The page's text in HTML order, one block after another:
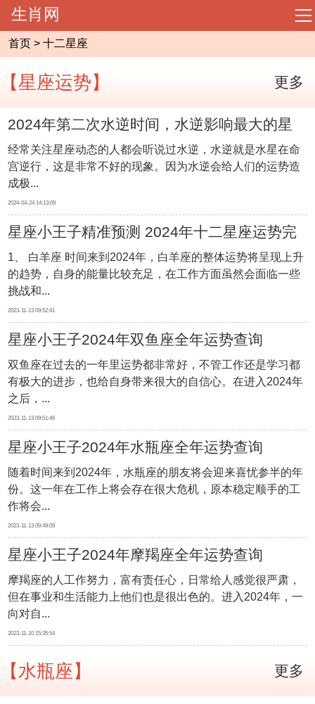
导
生肖网
风水知识
十二星座
节日民俗
首页 > 十二星座
【星座运势】 更多
2024年第二次水逆时间，水逆影响最大的星
座是谁
经常关注星座动态的人都会听说过水逆，水逆就是水星在命
宫逆行，这是非常不好的现象。因为水逆会给人们的运势造
成极...
2024-04-24 14:13:09
星座小王子精准预测 2024年十二星座运势完
整版
1、 白羊座 时间来到2024年，白羊座的整体运势将呈现上升
的趋势，自身的能量比较充足，在工作方面虽然会面临一些
挑战和...
2023-11-13 09:52:41
星座小王子2024年双鱼座全年运势查询
双鱼座在过去的一年里运势都非常好，不管工作还是学习都
有极大的进步，也给自身带来很大的自信心。在进入2024年
之后，...
2023-11-13 09:51:46
星座小王子2024年水瓶座全年运势查询
随着时间来到2024年，水瓶座的朋友将会迎来喜忧参半的年
份。这一年在工作上将会存在很大危机，原本稳定顺手的工
作将会...
2023-11-13 09:49:09
星座小王子2024年摩羯座全年运势查询
摩羯座的人工作努力，富有责任心，日常给人感觉很严肃，
但在事业和生活能力上他们也是很出色的。进入2024年，一
向对自...
2023-11-10 15:35:54
【水瓶座】 更多